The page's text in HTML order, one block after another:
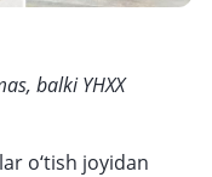
balki YHXX
o‘tish joyidan